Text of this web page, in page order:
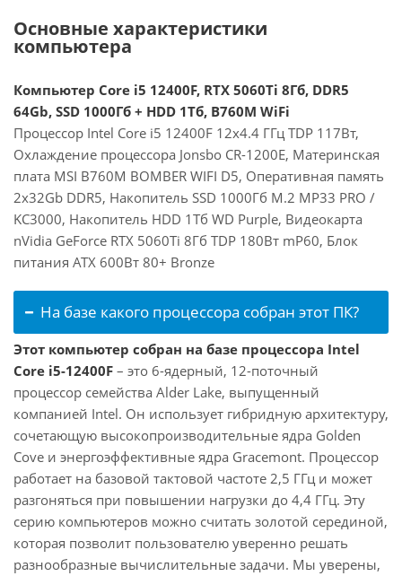
Основные характеристики
компьютера
Компьютер Core i5 12400F, RTX 5060Ti 8Гб, DDR5
64Gb, SSD 1000Гб + HDD 1Тб, B760M WiFi
Процессор Intel Core i5 12400F 12x4.4 ГГц TDP 117Вт,
Охлаждение процессора Jonsbo CR-1200E, Материнская
плата MSI B760M BOMBER WIFI D5, Оперативная память
2x32Gb DDR5, Накопитель SSD 1000Гб M.2 MP33 PRO /
KC3000, Накопитель HDD 1Тб WD Purple, Видеокарта
nVidia GeForce RTX 5060Ti 8Гб TDP 180Вт mP60, Блок
питания ATX 600Вт 80+ Bronze
На базе какого процессора собран этот ПК?
Этот компьютер собран на базе процессора Intel
Core i5-12400F – это 6-ядерный, 12-поточный
процессор семейства Alder Lake, выпущенный
компанией Intel. Он использует гибридную архитектуру,
сочетающую высокопроизводительные ядра Golden
Cove и энергоэффективные ядра Gracemont. Процессор
работает на базовой тактовой частоте 2,5 ГГц и может
разгоняться при повышении нагрузки до 4,4 ГГц. Эту
серию компьютеров можно считать золотой серединой,
которая позволит пользователю уверенно решать
разнообразные вычислительные задачи. Мы уверены,